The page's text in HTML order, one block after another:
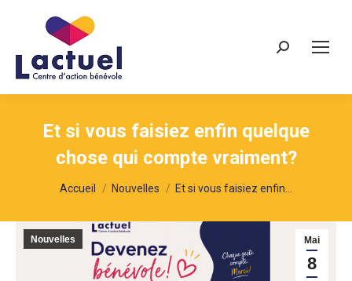
Recherche
Et si vous faisiez enfin quelque
chose qui compte vraiment?
Vous êtes ici :
Accueil Nouvelles Et si vous faisiez enfin…
Mai
8
Nouvelles